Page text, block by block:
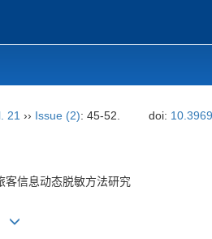
21 ›› Issue (2): 45-52. doi:
客信息动态脱敏方法研究